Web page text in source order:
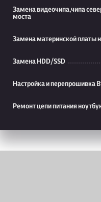
Замена видеочипа,чипа
моста
Замена материнской платы
Замена HDD/SSD
Настройка и перепрошивка
Ремонт цепи питания